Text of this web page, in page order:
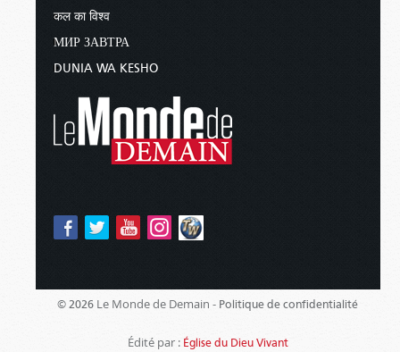
कल का विश्व
МИР ЗАВТРА
DUNIA WA KESHO
© 2026 Le Monde de Demain - Politique de confidentialité
Édité par : Église du Dieu Vivant